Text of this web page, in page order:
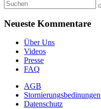
Neueste Kommentare
Über Uns
Videos
Presse
FAQ
AGB
Stornierungsbedinungen
Datenschutz